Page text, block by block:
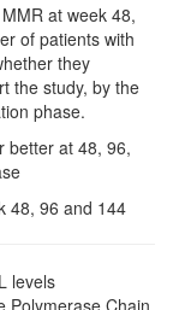
at week 48,
of patients with
they
the study, by the
phase.
better at 48, 96,
48, 96 and 144
levels
Polymerase Chain